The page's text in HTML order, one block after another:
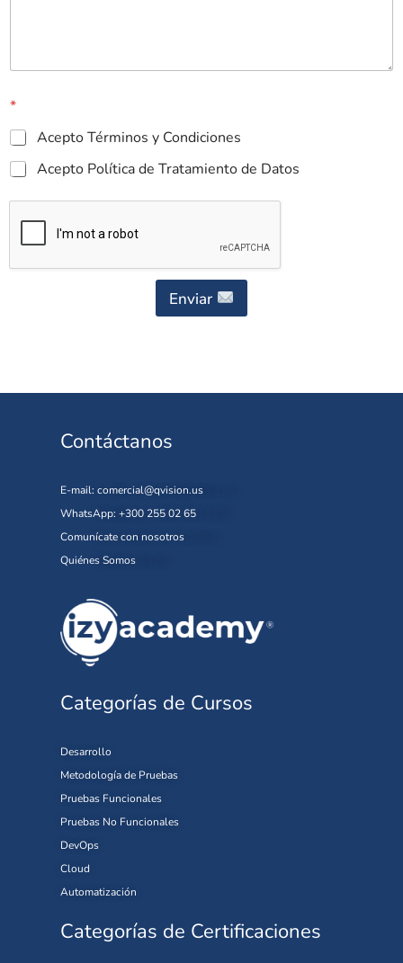
*
Acepto Términos y Condiciones
Acepto Política de Tratamiento de Datos
Enviar
Contáctanos
E-mail: comercial@qvision.us
WhatsApp: +300 255 02 65
Comunícate con nosotros
Quiénes Somos
Categorías de Cursos
Desarrollo
Metodología de Pruebas
Pruebas Funcionales
Pruebas No Funcionales
DevOps
Cloud
Automatización
Categorías de Certificaciones